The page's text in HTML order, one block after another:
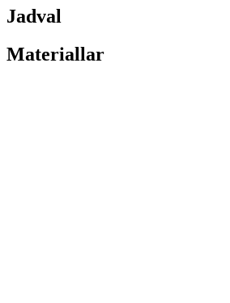
Jadval
Materiallar